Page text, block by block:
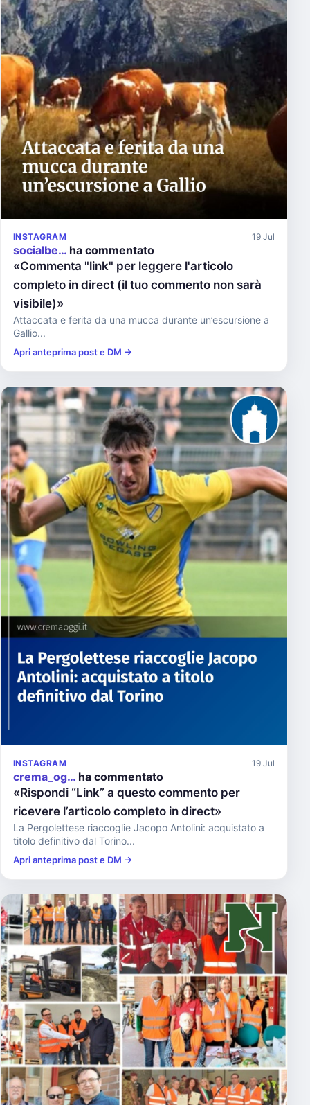
INSTAGRAM 19 Jul
socialbe… ha commentato
«Commenta "link" per leggere l'articolo
completo in direct (il tuo commento non sarà
visibile)»
Attaccata e ferita da una mucca durante un’escursione a
Gallio...
Apri anteprima post e DM →
INSTAGRAM 19 Jul
crema_og… ha commentato
«Rispondi “Link” a questo commento per
ricevere l’articolo completo in direct»
La Pergolettese riaccoglie Jacopo Antolini: acquistato a
titolo definitivo dal Torino...
Apri anteprima post e DM →